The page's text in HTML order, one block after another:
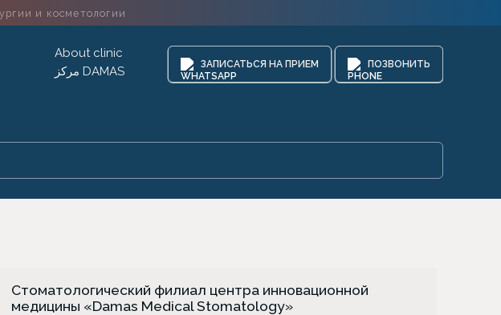
и косметологии
About clinic
مركز DAMAS
ЗАПИСАТЬСЯ НА ПРИЕМ ПОЗВОНИТЬ
Стоматологический филиал центра инновационной
медицины «Damas Medical Stomatology»